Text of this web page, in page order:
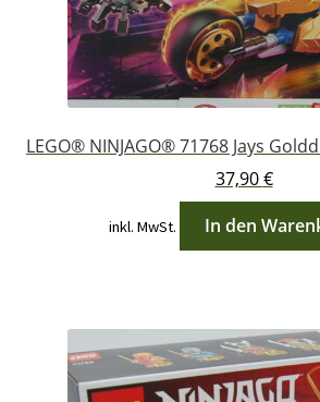
LEGO® NINJAGO® 71768 Jays
37,90€
inkl. MwSt. In den